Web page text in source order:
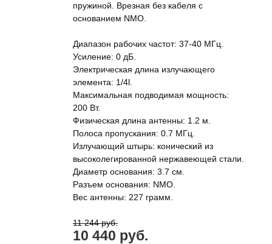
пружиной. Врезная без кабеля с
основанием NMO.
Диапазон рабочих частот: 37-40 МГц.
Усиление: 0 дБ.
Электрическая длина излучающего
элемента: 1/4l.
Максимальная подводимая мощность:
200 Вт.
Физическая длина антенны: 1.2 м.
Полоса пропускания: 0.7 МГц.
Излучающий штырь: конический из
высоколегированной нержавеющей стали.
Диаметр основания: 3.7 см.
Разъем основания: NMO.
Вес антенны: 227 грамм.
11 244 руб.
10 440 руб.